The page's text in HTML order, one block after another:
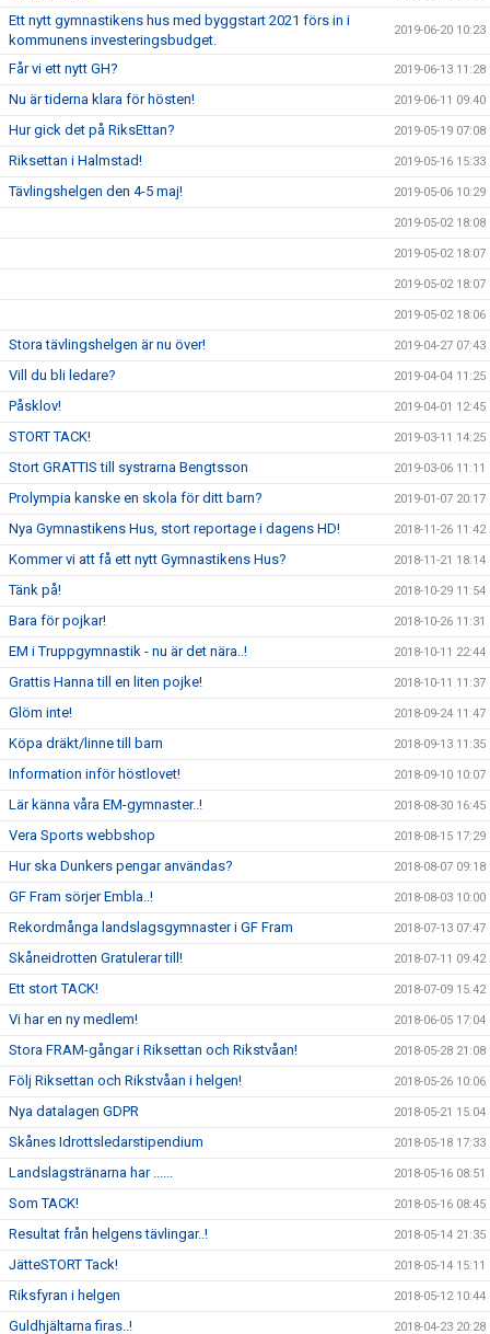
Ett nytt gymnastikens hus med byggstart 2021 förs in i
kommunens investeringsbudget.
2019-06-20 10:23
Får vi ett nytt GH? 2019-06-13 11:28
Nu är tiderna klara för hösten! 2019-06-11 09:40
Hur gick det på RiksEttan? 2019-05-19 07:08
Riksettan i Halmstad! 2019-05-16 15:33
Tävlingshelgen den 4-5 maj! 2019-05-06 10:29
2019-05-02 18:08
2019-05-02 18:07
2019-05-02 18:07
2019-05-02 18:06
Stora tävlingshelgen är nu över! 2019-04-27 07:43
Vill du bli ledare? 2019-04-04 11:25
Påsklov! 2019-04-01 12:45
STORT TACK! 2019-03-11 14:25
Stort GRATTIS till systrarna Bengtsson 2019-03-06 11:11
Prolympia kanske en skola för ditt barn? 2019-01-07 20:17
Nya Gymnastikens Hus, stort reportage i dagens HD! 2018-11-26 11:42
Kommer vi att få ett nytt Gymnastikens Hus? 2018-11-21 18:14
Tänk på! 2018-10-29 11:54
Bara för pojkar! 2018-10-26 11:31
EM i Truppgymnastik - nu är det nära..! 2018-10-11 22:44
Grattis Hanna till en liten pojke! 2018-10-11 11:37
Glöm inte! 2018-09-24 11:47
Köpa dräkt/linne till barn 2018-09-13 11:35
Information inför höstlovet! 2018-09-10 10:07
Lär känna våra EM-gymnaster..! 2018-08-30 16:45
Vera Sports webbshop 2018-08-15 17:29
Hur ska Dunkers pengar användas? 2018-08-07 09:18
GF Fram sörjer Embla..! 2018-08-03 10:00
Rekordmånga landslagsgymnaster i GF Fram 2018-07-13 07:47
Skåneidrotten Gratulerar till! 2018-07-11 09:42
Ett stort TACK! 2018-07-09 15:42
Vi har en ny medlem! 2018-06-05 17:04
Stora FRAM-gångar i Riksettan och Rikstvåan! 2018-05-28 21:08
Följ Riksettan och Rikstvåan i helgen! 2018-05-26 10:06
Nya datalagen GDPR 2018-05-21 15:04
Skånes Idrottsledarstipendium 2018-05-18 17:33
Landslagstränarna har ...... 2018-05-16 08:51
Som TACK! 2018-05-16 08:45
Resultat från helgens tävlingar..! 2018-05-14 21:35
JätteSTORT Tack! 2018-05-14 15:11
Riksfyran i helgen 2018-05-12 10:44
Guldhjältarna firas..! 2018-04-23 20:28